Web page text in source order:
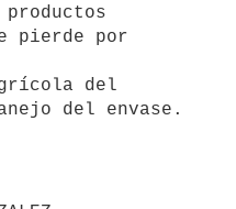
productos
pierde por
del
del envase.